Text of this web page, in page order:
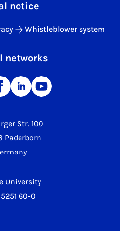
Str. 100
Paderborn
University
60-0
notice
Whistleblower system
networks